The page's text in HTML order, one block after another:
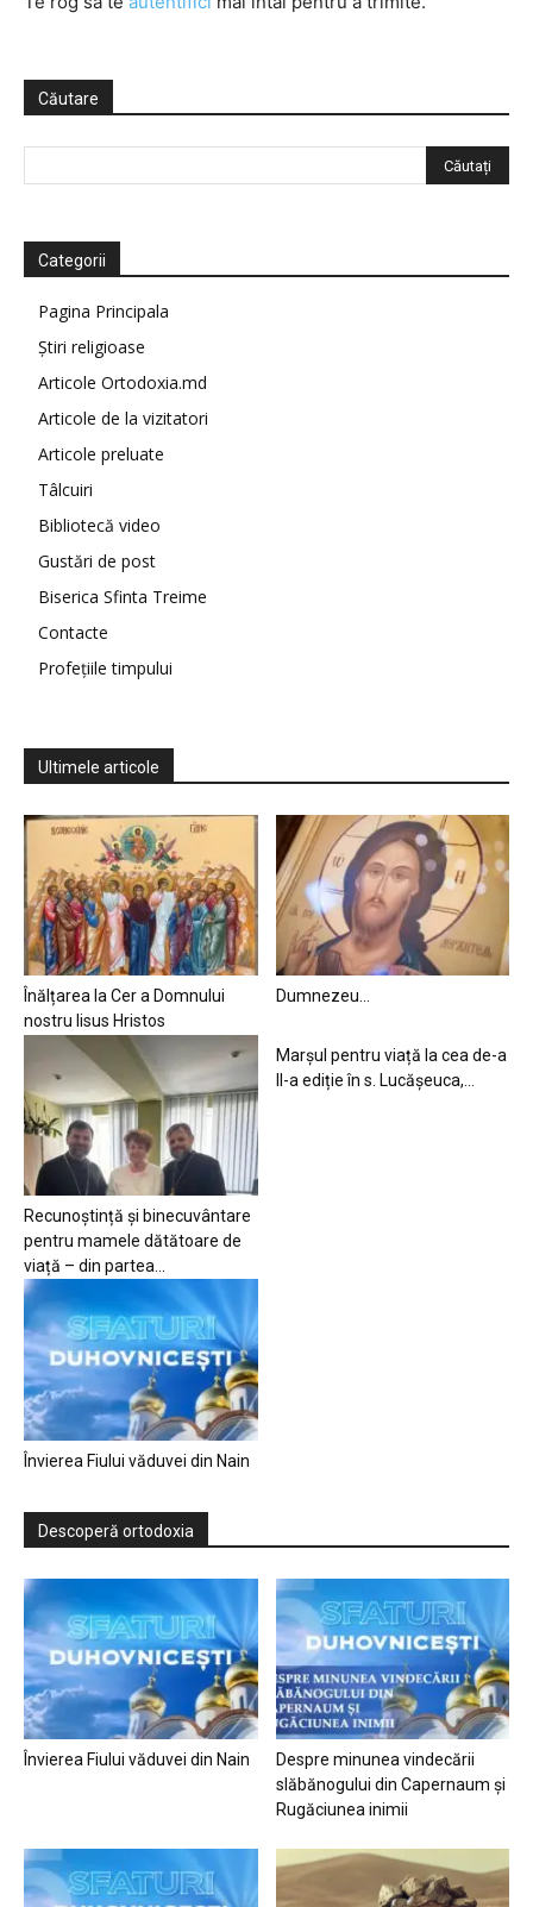
Căutare
Categorii
Pagina Principala
Știri religioase
Articole Ortodoxia.md
Articole de la vizitatori
Articole preluate
Tâlcuiri
Bibliotecă video
Gustări de post
Biserica Sfinta Treime
Contacte
Profețiile timpului
Ultimele articole
Înălțarea la Cer a Domnului
nostru Iisus Hristos
Dumnezeu…
Recunoștință și binecuvântare
pentru mamele dătătoare de
viață – din partea...
Marșul pentru viață la cea de-a
II-a ediție în s. Lucășeuca,...
Învierea Fiului văduvei din Nain
Descoperă ortodoxia
Învierea Fiului văduvei din Nain
Despre minunea vindecării
slăbănogului din Capernaum și
Rugăciunea inimii